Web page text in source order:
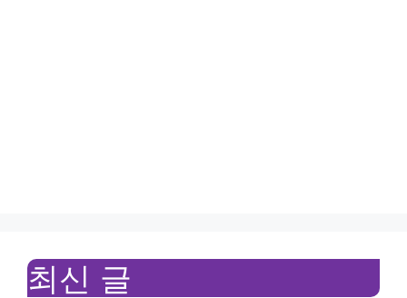
최신 글